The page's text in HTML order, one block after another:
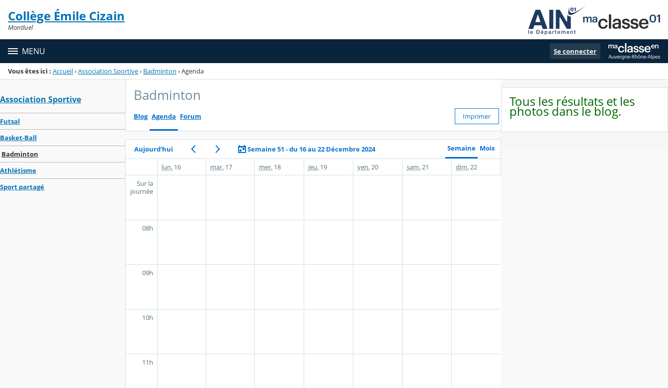
Menu de la rubrique
Contenu
Collège Émile Cizain
Montluel
MENU Se connecter
Vous êtes ici : Accueil›Association Sportive› Badminton ›Agenda
Association Sportive
Futsal
Basket-Ball
Badminton
Athlétisme
Sport partagé
Badminton
Blog Agenda Forum Imprimer
Aujourd’hui Semaine 51 - du 16 au 22 Décembre 2024 Semaine Mois
lun. 16 mar. 17 mer. 18 jeu. 19 ven. 20 sam. 21 dim. 22
Sur la
journée
08h
09h
10h
11h
Tous les résultats et les
photos dans le blog.